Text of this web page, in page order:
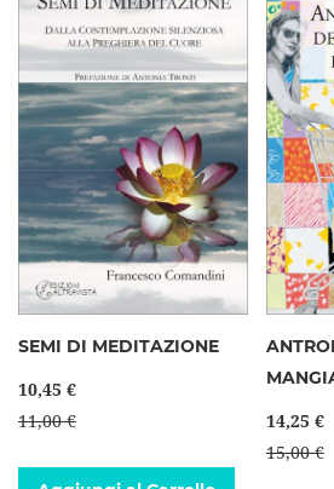
SEMI DI MEDITAZIONE
10,45 €
11,00 €
14,25 €
15,00 €